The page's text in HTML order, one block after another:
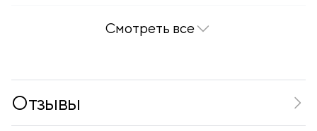
Смотреть все
Отзывы